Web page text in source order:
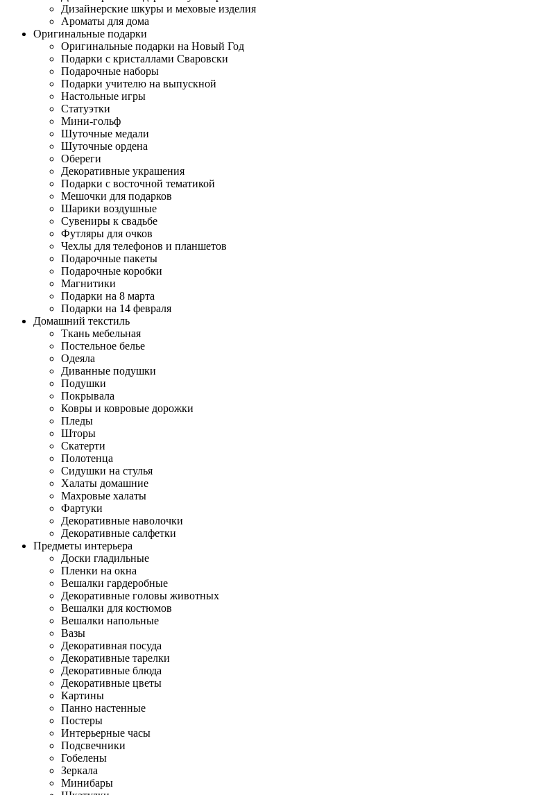
Дизайнерские шкуры и меховые изделия
Ароматы для дома
Оригинальные подарки
Оригинальные подарки на Новый Год
Подарки с кристаллами Сваровски
Подарочные наборы
Подарки учителю на выпускной
Настольные игры
Статуэтки
Мини-гольф
Шуточные медали
Шуточные ордена
Обереги
Декоративные украшения
Подарки с восточной тематикой
Мешочки для подарков
Шарики воздушные
Сувениры к свадьбе
Футляры для очков
Чехлы для телефонов и планшетов
Подарочные пакеты
Подарочные коробки
Магнитики
Подарки на 8 марта
Подарки на 14 февраля
Домашний текстиль
Ткань мебельная
Постельное белье
Одеяла
Диванные подушки
Подушки
Покрывала
Ковры и ковровые дорожки
Пледы
Шторы
Скатерти
Полотенца
Сидушки на стулья
Халаты домашние
Махровые халаты
Фартуки
Декоративные наволочки
Декоративные салфетки
Предметы интерьера
Доски гладильные
Пленки на окна
Вешалки гардеробные
Декоративные головы животных
Вешалки для костюмов
Вешалки напольные
Вазы
Декоративная посуда
Декоративные тарелки
Декоративные блюда
Декоративные цветы
Картины
Панно настенные
Постеры
Интерьерные часы
Подсвечники
Гобелены
Зеркала
Минибары